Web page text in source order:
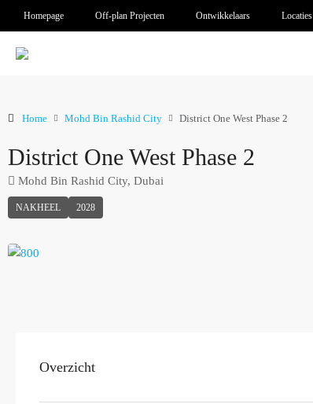
Homepage Off-plan Projecten Ontwikkelaars Locaties
Home Mohd Bin Rashid City District One West Phase 2
District One West Phase 2
Mohd Bin Rashid City, Dubai
NAKHEEL 2028
Overzicht